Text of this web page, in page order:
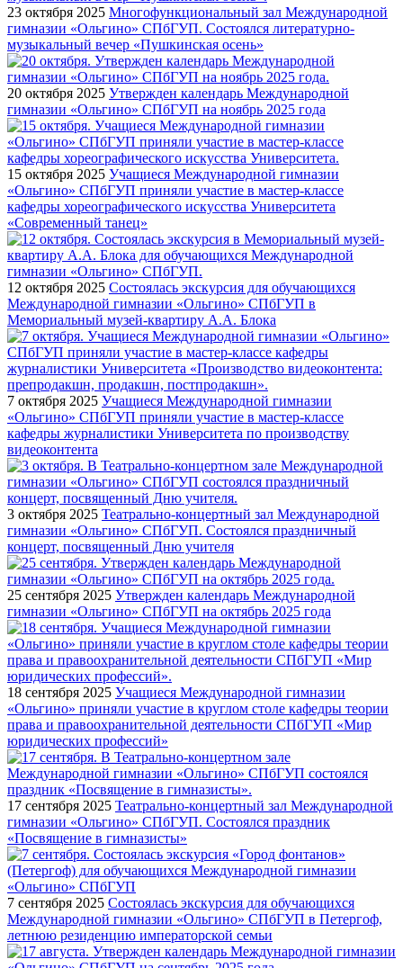
23 октября 2025 Многофункциональный зал Международной
гимназии «Ольгино» СПбГУП. Состоялся литературно-
музыкальный вечер «Пушкинская осень»
20 октября 2025 Утвержден календарь Международной
гимназии «Ольгино» СПбГУП на ноябрь 2025 года
15 октября 2025 Учащиеся Международной гимназии
«Ольгино» СПбГУП приняли участие в мастер-классе
кафедры хореографического искусства Университета
«Современный танец»
12 октября 2025 Состоялась экскурсия для обучающихся
Международной гимназии «Ольгино» СПбГУП в
Мемориальный музей-квартиру А.А. Блока
7 октября 2025 Учащиеся Международной гимназии
«Ольгино» СПбГУП приняли участие в мастер-классе
кафедры журналистики Университета по производству
видеоконтента
3 октября 2025 Театрально-концертный зал Международной
гимназии «Ольгино» СПбГУП. Состоялся праздничный
концерт, посвященный Дню учителя
25 сентября 2025 Утвержден календарь Международной
гимназии «Ольгино» СПбГУП на октябрь 2025 года
18 сентября 2025 Учащиеся Международной гимназии
«Ольгино» приняли участие в круглом столе кафедры теории
права и правоохранительной деятельности СПбГУП «Мир
юридических профессий»
17 сентября 2025 Театрально-концертный зал Международной
гимназии «Ольгино» СПбГУП. Состоялся праздник
«Посвящение в гимназисты»
7 сентября 2025 Состоялась экскурсия для обучающихся
Международной гимназии «Ольгино» СПбГУП в Петергоф,
летнюю резиденцию императорской семьи